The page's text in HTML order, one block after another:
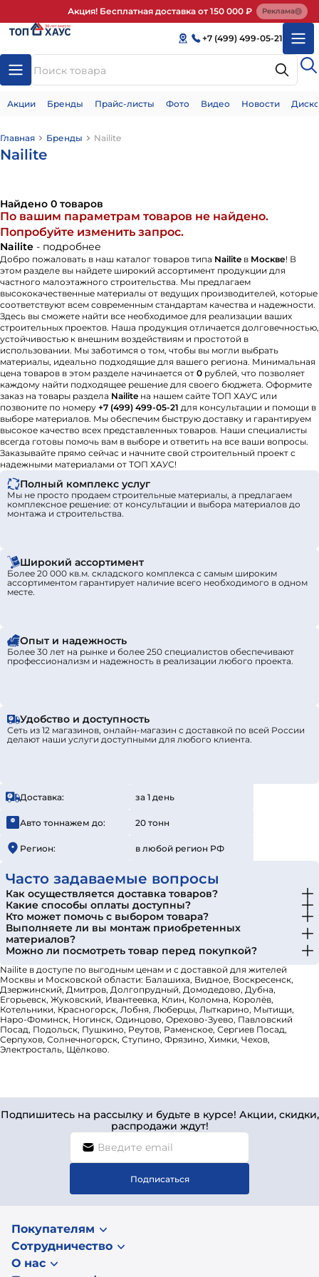
Акция! Бесплатная доставка от 150 000 ₽ Реклама
+7 (499) 499-05-21
Акции Бренды Прайс-листы Фото Видео Новости
Главная Бренды Nailite
Nailite
Найдено 0 товаров
По вашим параметрам товаров не найдено.
Попробуйте изменить запрос.
Nailite - подробнее
Добро пожаловать в наш каталог товаров типа Nailite в Москве! В
этом разделе вы найдете широкий ассортимент продукции для
частного малоэтажного строительства. Мы предлагаем
высококачественные материалы от ведущих производителей, которые
соответствуют всем современным стандартам качества и надежности.
Здесь вы сможете найти все необходимое для реализации ваших
строительных проектов. Наша продукция отличается долговечностью,
устойчивостью к внешним воздействиям и простотой в
использовании. Мы заботимся о том, чтобы вы могли выбрать
материалы, идеально подходящие для вашего региона. Минимальная
цена товаров в этом разделе начинается от 0 рублей, что позволяет
каждому найти подходящее решение для своего бюджета. Оформите
заказ на товары раздела Nailite на нашем сайте ТОП ХАУС или
позвоните по номеру +7 (499) 499-05-21 для консультации и помощи в
выборе материалов. Мы обеспечим быструю доставку и гарантируем
высокое качество всех представленных товаров. Наши специалисты
всегда готовы помочь вам в выборе и ответить на все ваши вопросы.
Заказывайте прямо сейчас и начните свой строительный проект с
надежными материалами от ТОП ХАУС!
Полный комплекс услуг
Мы не просто продаем строительные материалы, а предлагаем
комплексное решение: от консультации и выбора материалов до
монтажа и строительства.
Широкий ассортимент
Более 20 000 кв.м. складского комплекса с самым широким
ассортиментом гарантирует наличие всего необходимого в одном
месте.
Опыт и надежность
Более 30 лет на рынке и более 250 специалистов обеспечивают
профессионализм и надежность в реализации любого проекта.
Удобство и доступность
Сеть из 12 магазинов, онлайн-магазин с доставкой по всей России
делают наши услуги доступными для любого клиента.
Доставка: за 1 день
Авто тоннажем до: 20 тонн
Регион: в любой регион РФ
Часто задаваемые вопросы
Как осуществляется доставка товаров?
Какие способы оплаты доступны?
Кто может помочь с выбором товара?
Выполняете ли вы монтаж приобретенных
материалов?
Можно ли посмотреть товар перед покупкой?
Nailite в доступе по выгодным ценам и с доставкой для жителей
Москвы и Московской области: Балашиха, Видное, Воскресенск,
Дзержинский, Дмитров, Долгопрудный, Домодедово, Дубна,
Егорьевск, Жуковский, Ивантеевка, Клин, Коломна, Королёв,
Котельники, Красногорск, Лобня, Люберцы, Лыткарино, Мытищи,
Наро-Фоминск, Ногинск, Одинцово, Орехово-Зуево, Павловский
Посад, Подольск, Пушкино, Реутов, Раменское, Сергиев Посад,
Серпухов, Солнечногорск, Ступино, Фрязино, Химки, Чехов,
Электросталь, Щёлково.
Подпишитесь на рассылку и будьте в курсе! Акции, скидки,
распродажи ждут!
Подписаться
Покупателям
Сотрудничество
О нас